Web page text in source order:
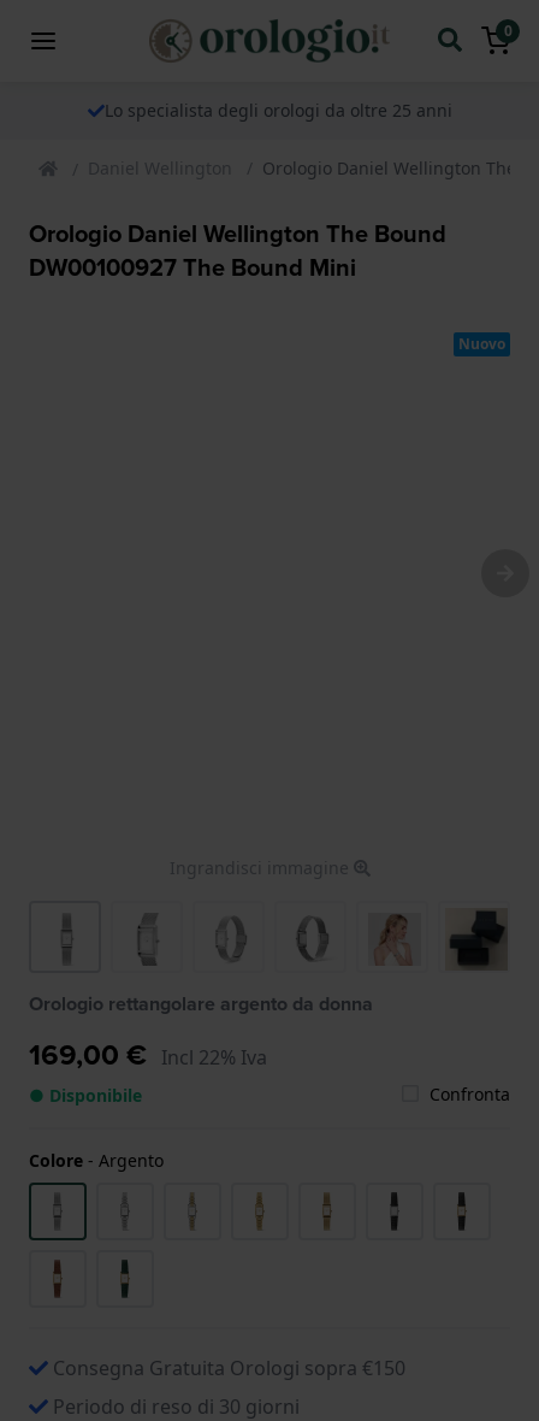
0
Lo specialista degli orologi da oltre 25 anni
Daniel Wellington Orologio Daniel Wellington The
Orologio Daniel Wellington The Bound
DW00100927 The Bound Mini
Nuovo
Ingrandisci immagine
Orologio rettangolare argento da donna
169,00 € Incl 22% Iva
● Disponibile Confronta
Colore - Argento
Consegna Gratuita Orologi sopra €150
Periodo di reso di 30 giorni